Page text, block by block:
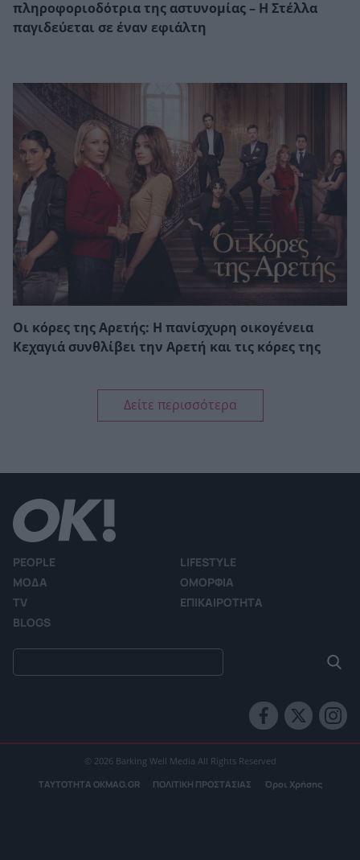
πληροφοριοδότρια της αστυνομίας – Η Στέλλα
παγιδεύεται σε έναν εφιάλτη
Οι κόρες της Αρετής: Η πανίσχυρη οικογένεια
Κεχαγιά συνθλίβει την Αρετή και τις κόρες της
Δείτε περισσότερα
PEOPLE
LIFESTYLE
ΜΟΔΑ
ΟΜΟΡΦΙΑ
TV
ΕΠΙΚΑΙΡΟΤΗΤΑ
BLOGS
© 2026 Barking Well Media All Rights Reserved
ΤΑΥΤΟΤΗΤΑ OKMAG.GR ΠΟΛΙΤΙΚΗ ΠΡΟΣΤΑΣΙΑΣ Όροι Χρήσης